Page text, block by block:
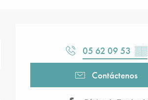
05 62 09 53 ▒▒
Contáctenos